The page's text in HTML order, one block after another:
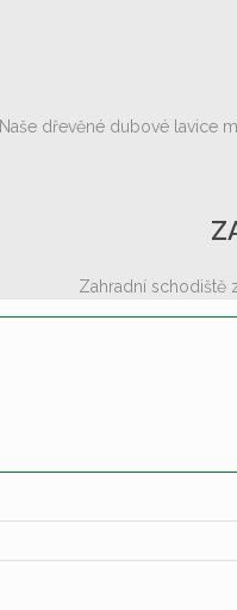
Naše dřevěné dubové lavice
Zahradní schodiště